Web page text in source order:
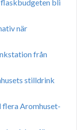
bli
när
från
stilldrink
Aromhuset-